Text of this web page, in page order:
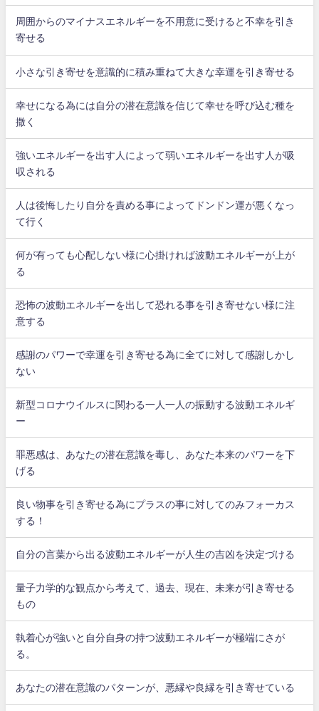
周囲からのマイナスエネルギーを不用意に受けると不幸を引き
寄せる
小さな引き寄せを意識的に積み重ねて大きな幸運を引き寄せる
幸せになる為には自分の潜在意識を信じて幸せを呼び込む種を
撒く
強いエネルギーを出す人によって弱いエネルギーを出す人が吸
収される
人は後悔したり自分を責める事によってドンドン運が悪くなっ
て行く
何が有っても心配しない様に心掛ければ波動エネルギーが上が
る
恐怖の波動エネルギーを出して恐れる事を引き寄せない様に注
意する
感謝のパワーで幸運を引き寄せる為に全てに対して感謝しかし
ない
新型コロナウイルスに関わる一人一人の振動する波動エネルギ
ー
罪悪感は、あなたの潜在意識を毒し、あなた本来のパワーを下
げる
良い物事を引き寄せる為にプラスの事に対してのみフォーカス
する！
自分の言葉から出る波動エネルギーが人生の吉凶を決定づける
量子力学的な観点から考えて、過去、現在、未来が引き寄せる
もの
執着心が強いと自分自身の持つ波動エネルギーが極端にさが
る。
あなたの潜在意識のパターンが、悪縁や良縁を引き寄せている